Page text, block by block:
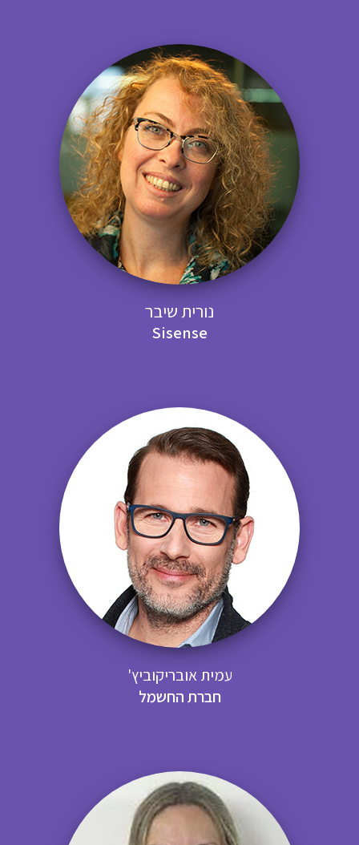
נורית שיבר
Sisense
עמית אובריקוביץ'
חברת החשמל